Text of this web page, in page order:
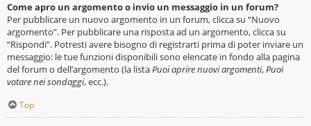
Come apro un argomento o invio un messaggio in un forum?
Per pubblicare un nuovo argomento in un forum, clicca su “Nuovo
argomento”. Per pubblicare una risposta ad un argomento, clicca su
“Rispondi”. Potresti avere bisogno di registrarti prima di poter inviare un
messaggio: le tue funzioni disponibili sono elencate in fondo alla pagina
del forum o dell’argomento (la listaPuoi aprire nuovi argomenti,Puoi
votare nei sondaggi, ecc.).
Top